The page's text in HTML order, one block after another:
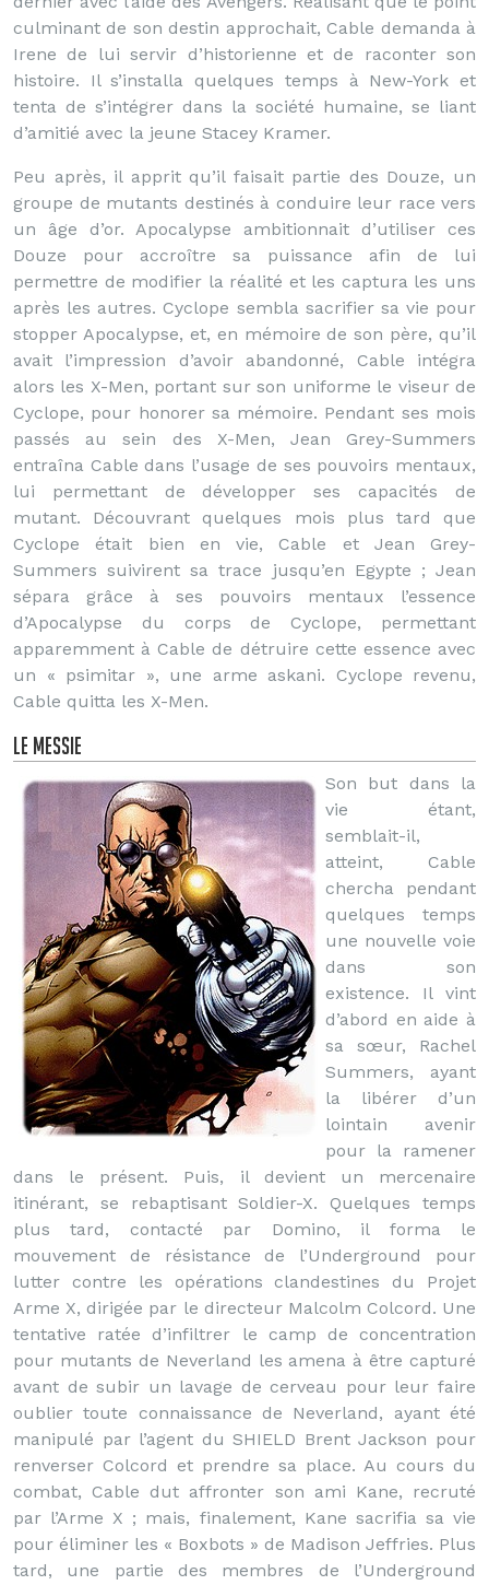
culminant de son destin approchait, Cable demanda à
Irene de lui servir d’historienne et de raconter son
histoire. Il s’installa quelques temps à New-York et
tenta de s’intégrer dans la société humaine, se liant
d’amitié avec la jeune Stacey Kramer.
Peu après, il apprit qu’il faisait partie des Douze, un
groupe de mutants destinés à conduire leur race vers
un âge d’or. Apocalypse ambitionnait d’utiliser ces
Douze pour accroître sa puissance afin de lui
permettre de modifier la réalité et les captura les uns
après les autres. Cyclope sembla sacrifier sa vie pour
stopper Apocalypse, et, en mémoire de son père, qu’il
avait l’impression d’avoir abandonné, Cable intégra
alors les X-Men, portant sur son uniforme le viseur de
Cyclope, pour honorer sa mémoire. Pendant ses mois
passés au sein des X-Men, Jean Grey-Summers
entraîna Cable dans l’usage de ses pouvoirs mentaux,
lui permettant de développer ses capacités de
mutant. Découvrant quelques mois plus tard que
Cyclope était bien en vie, Cable et Jean Grey-
Summers suivirent sa trace jusqu’en Egypte ; Jean
sépara grâce à ses pouvoirs mentaux l’essence
d’Apocalypse du corps de Cyclope, permettant
apparemment à Cable de détruire cette essence avec
un « psimitar », une arme askani. Cyclope revenu,
Cable quitta les X-Men.
Le messie
Son but dans la
vie étant,
semblait-il,
atteint, Cable
chercha pendant
quelques temps
une nouvelle voie
dans son
existence. Il vint
d’abord en aide à
sa sœur, Rachel
Summers, ayant
la libérer d’un
lointain avenir
pour la ramener
dans le présent. Puis, il devient un mercenaire
itinérant, se rebaptisant Soldier-X. Quelques temps
plus tard, contacté par Domino, il forma le
mouvement de résistance de l’Underground pour
lutter contre les opérations clandestines du Projet
Arme X, dirigée par le directeur Malcolm Colcord. Une
tentative ratée d’infiltrer le camp de concentration
pour mutants de Neverland les amena à être capturé
avant de subir un lavage de cerveau pour leur faire
oublier toute connaissance de Neverland, ayant été
manipulé par l’agent du SHIELD Brent Jackson pour
renverser Colcord et prendre sa place. Au cours du
combat, Cable dut affronter son ami Kane, recruté
par l’Arme X ; mais, finalement, Kane sacrifia sa vie
pour éliminer les « Boxbots » de Madison Jeffries. Plus
tard, une partie des membres de l’Underground